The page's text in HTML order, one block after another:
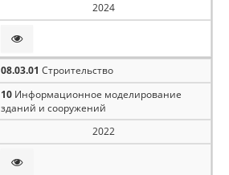
2024
08.03.01 Строительство
10 Информационное моделирование
зданий и сооружений
2022